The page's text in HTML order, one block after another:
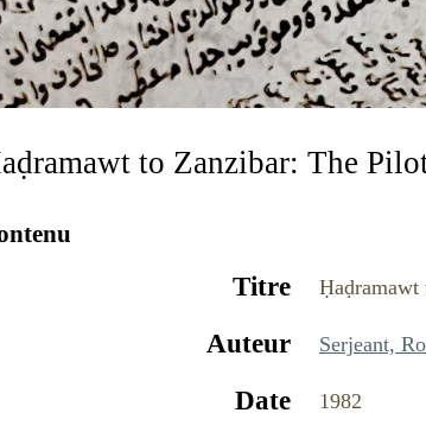
to Zanzibar: The
Titre
Auteur Serjeant,
Date 1982